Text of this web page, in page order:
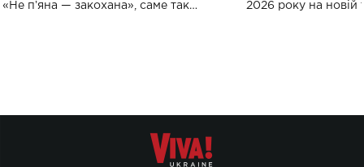
«Не пʼяна — закохана», саме так
2026 року на новій